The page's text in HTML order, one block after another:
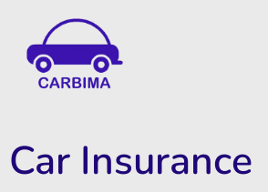
Car Insurance